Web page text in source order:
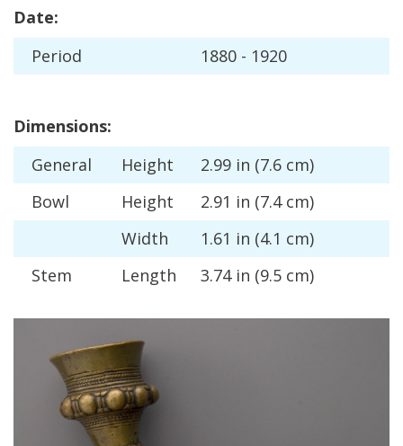
Date:
Period
1880 - 1920
Dimensions:
General
Height 2.99 in (7.6 cm)
Bowl
Height 2.91 in (7.4 cm)
Width
1.61 in (4.1 cm)
Stem
Length 3.74 in (9.5 cm)